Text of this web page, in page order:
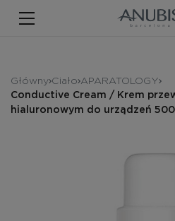
TWARZ
WŁOSY
SPA
Główny Ciało APARATOLOGY
Conductive Cream / Krem
hialuronowym do urządzeń